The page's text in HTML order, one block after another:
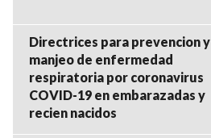
Directrices para prevencion y
manjeo de enfermedad
respiratoria por coronavirus
COVID-19 en embarazadas y
recien nacidos